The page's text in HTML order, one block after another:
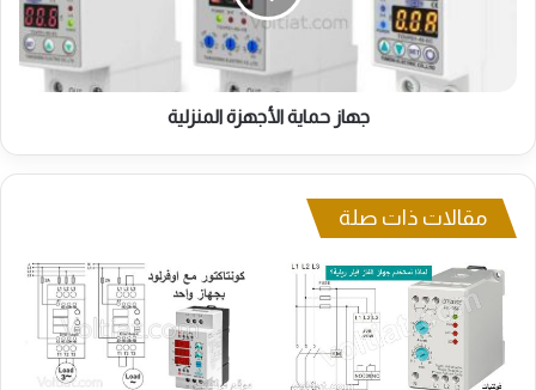
جهاز حماية الأجهزة المنزلية
مقالات ذات صلة